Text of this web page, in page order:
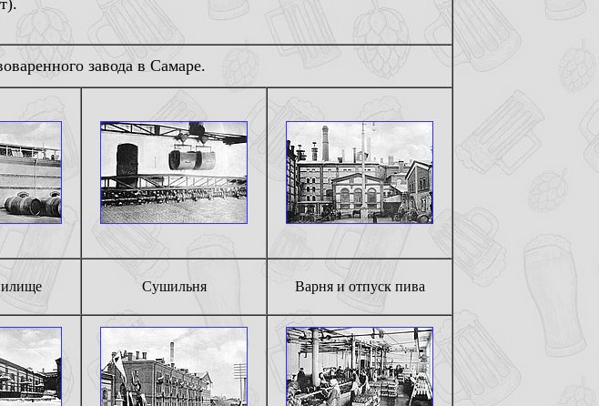
завода в Самаре.
Сушильня Варня и отпуск пива